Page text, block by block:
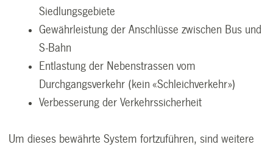
Siedlungsgebiete
Gewährleistung der Anschlüsse zwischen Bus und
S-Bahn
Entlastung der Nebenstrassen vom
Durchgangsverkehr (kein «Schleichverkehr»)
Verbesserung der Verkehrssicherheit
Um dieses bewährte System fortzuführen, sind weitere